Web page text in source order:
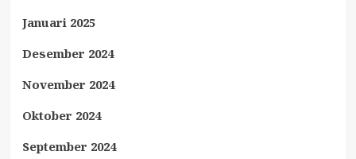
Januari 2025
Desember 2024
November 2024
Oktober 2024
September 2024